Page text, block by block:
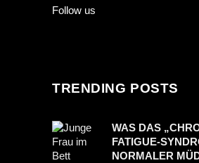
Follow us
TRENDING POSTS
WAS DAS
FATIGUE-
NORMALER